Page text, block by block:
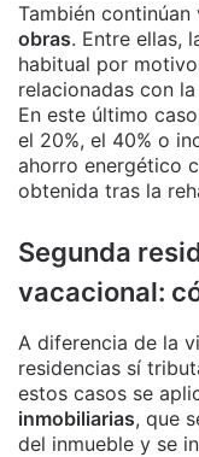
También continúan
obras. Entre ellas,
habitual por
relacionadas con
En este último
el 20%, el 40% o
ahorro energético
obtenida tras la
Segunda
vacacional:
A diferencia de la
residencias sí
estos casos se
inmobiliarias, que
del inmueble y se